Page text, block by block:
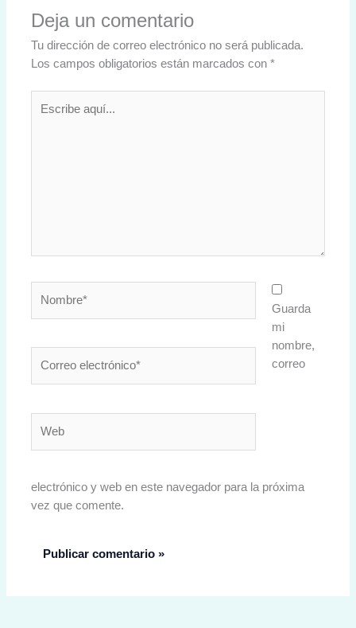
Deja un comentario
Tu dirección de correo electrónico no será publicada.
Los campos obligatorios están marcados con*
aquí...
electrónico*
Guarda
mi
nombre,
correo
electrónico y web en este navegador para la próxima
vez que comente.